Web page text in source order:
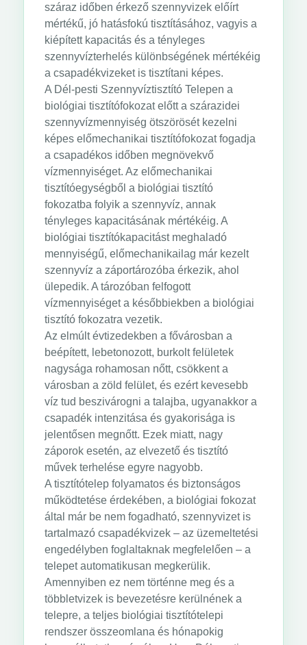
száraz időben érkező szennyvizek előírt
mértékű, jó hatásfokú tisztításához, vagyis a
kiépített kapacitás és a tényleges
szennyvízterhelés különbségének mértékéig
a csapadékvizeket is tisztítani képes.
A Dél-pesti Szennyvíztisztító Telepen a
biológiai tisztítófokozat előtt a szárazidei
szennyvízmennyiség ötszörösét kezelni
képes előmechanikai tisztítófokozat fogadja
a csapadékos időben megnövekvő
vízmennyiséget. Az előmechanikai
tisztítóegységből a biológiai tisztító
fokozatba folyik a szennyvíz, annak
tényleges kapacitásának mértékéig. A
biológiai tisztítókapacitást meghaladó
mennyiségű, előmechanikailag már kezelt
szennyvíz a záportározóba érkezik, ahol
ülepedik. A tározóban felfogott
vízmennyiséget a későbbiekben a biológiai
tisztító fokozatra vezetik.
Az elmúlt évtizedekben a fővárosban a
beépített, lebetonozott, burkolt felületek
nagysága rohamosan nőtt, csökkent a
városban a zöld felület, és ezért kevesebb
víz tud beszivárogni a talajba, ugyanakkor a
csapadék intenzitása és gyakorisága is
jelentősen megnőtt. Ezek miatt, nagy
záporok esetén, az elvezető és tisztító
művek terhelése egyre nagyobb.
A tisztítótelep folyamatos és biztonságos
működtetése érdekében, a biológiai fokozat
által már be nem fogadható, szennyvizet is
tartalmazó csapadékvizek – az üzemeltetési
engedélyben foglaltaknak megfelelően – a
telepet automatikusan megkerülik.
Amennyiben ez nem történne meg és a
többletvizek is bevezetésre kerülnének a
telepre, a teljes biológiai tisztítótelepi
rendszer összeomlana és hónapokig